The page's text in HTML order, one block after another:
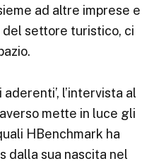
ad altre imprese e
settore turistico, ci
l’intervista al
mette in luce gli
HBenchmark ha
dalla sua nascita nel